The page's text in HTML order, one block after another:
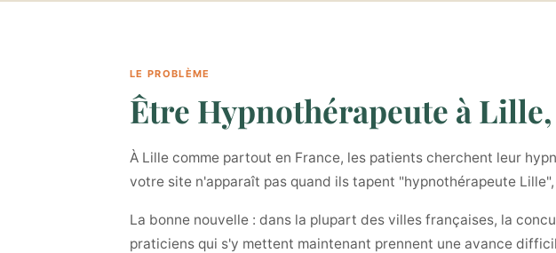
LE PROBLÈME
Être Hypnothérapeute à
À Lille comme partout en France, les patients cherchent leur
votre site n'apparaît pas quand ils tapent "hypnothérapeute
La bonne nouvelle : dans la plupart des villes françaises, la
praticiens qui s'y mettent maintenant prennent une avance